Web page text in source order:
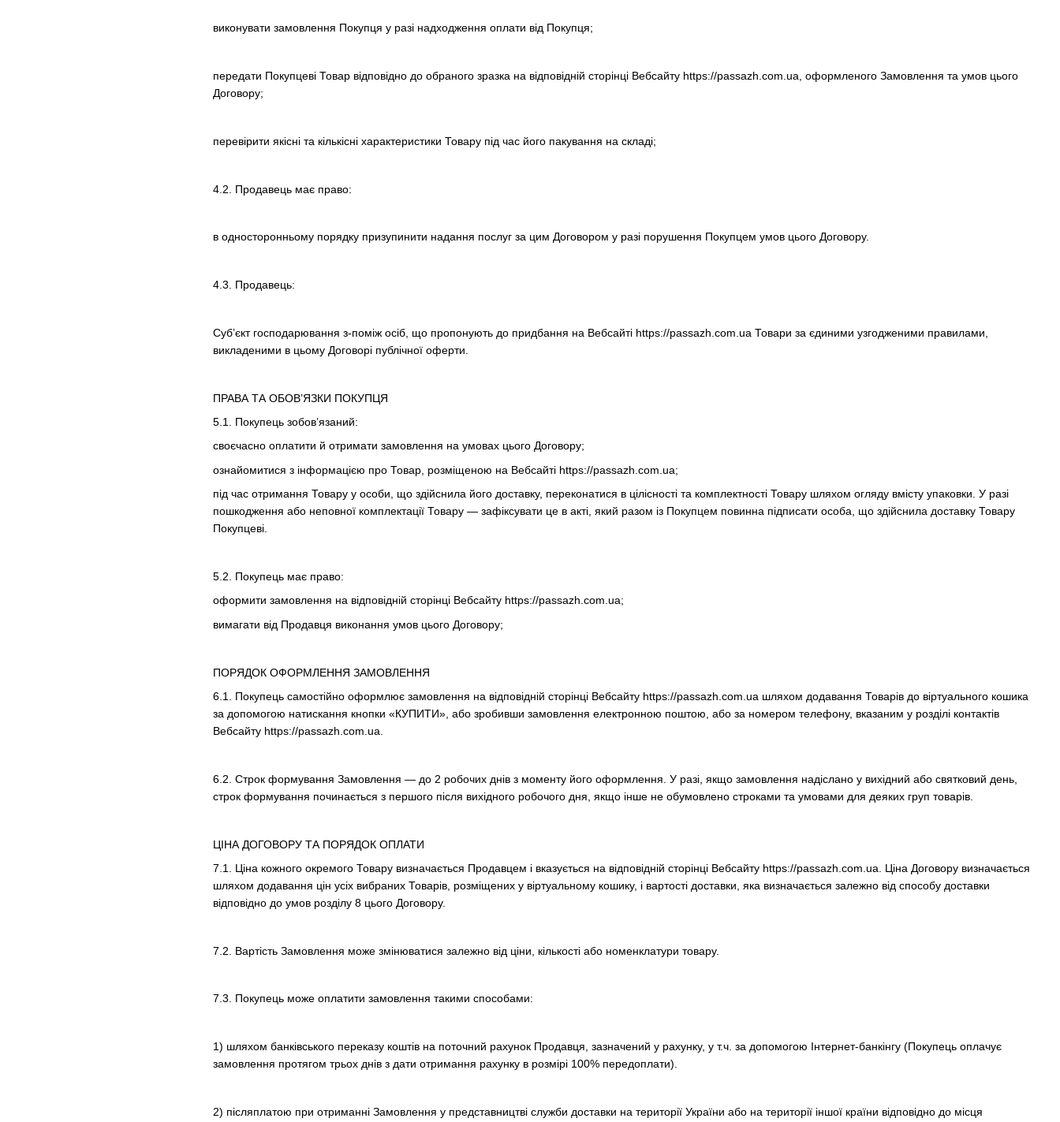
виконувати замовлення Покупця у разі надходження оплати від Покупця;
передати Покупцеві Товар відповідно до обраного зразка на відповідній сторінці Вебсайту https://passazh.com.ua, оформленого Замовлення та умов цього
Договору;
перевірити якісні та кількісні характеристики Товару під час його пакування на складі;
4.2. Продавець має право:
в односторонньому порядку призупинити надання послуг за цим Договором у разі порушення Покупцем умов цього Договору.
4.3. Продавець:
Суб’єкт господарювання з-поміж осіб, що пропонують до придбання на Вебсайті https://passazh.com.ua Товари за єдиними узгодженими правилами,
викладеними в цьому Договорі публічної оферти.
ПРАВА ТА ОБОВ’ЯЗКИ ПОКУПЦЯ
5.1. Покупець зобов’язаний:
своєчасно оплатити й отримати замовлення на умовах цього Договору;
ознайомитися з інформацією про Товар, розміщеною на Вебсайті https://passazh.com.ua;
під час отримання Товару у особи, що здійснила його доставку, переконатися в цілісності та комплектності Товару шляхом огляду вмісту упаковки. У разі
пошкодження або неповної комплектації Товару — зафіксувати це в акті, який разом із Покупцем повинна підписати особа, що здійснила доставку Товару
Покупцеві.
5.2. Покупець має право:
оформити замовлення на відповідній сторінці Вебсайту https://passazh.com.ua;
вимагати від Продавця виконання умов цього Договору;
ПОРЯДОК ОФОРМЛЕННЯ ЗАМОВЛЕННЯ
6.1. Покупець самостійно оформлює замовлення на відповідній сторінці Вебсайту https://passazh.com.ua шляхом додавання Товарів до віртуального кошика
за допомогою натискання кнопки «КУПИТИ», або зробивши замовлення електронною поштою, або за номером телефону, вказаним у розділі контактів
Вебсайту https://passazh.com.ua.
6.2. Строк формування Замовлення — до 2 робочих днів з моменту його оформлення. У разі, якщо замовлення надіслано у вихідний або святковий день,
строк формування починається з першого після вихідного робочого дня, якщо інше не обумовлено строками та умовами для деяких груп товарів.
ЦІНА ДОГОВОРУ ТА ПОРЯДОК ОПЛАТИ
7.1. Ціна кожного окремого Товару визначається Продавцем і вказується на відповідній сторінці Вебсайту https://passazh.com.ua. Ціна Договору визначається
шляхом додавання цін усіх вибраних Товарів, розміщених у віртуальному кошику, і вартості доставки, яка визначається залежно від способу доставки
відповідно до умов розділу 8 цього Договору.
7.2. Вартість Замовлення може змінюватися залежно від ціни, кількості або номенклатури товару.
7.3. Покупець може оплатити замовлення такими способами:
1) шляхом банківського переказу коштів на поточний рахунок Продавця, зазначений у рахунку, у т.ч. за допомогою Інтернет-банкінгу (Покупець оплачує
замовлення протягом трьох днів з дати отримання рахунку в розмірі 100% передоплати).
2) післяплатою при отриманні Замовлення у представництві служби доставки на території України або на території іншої країни відповідно до місця